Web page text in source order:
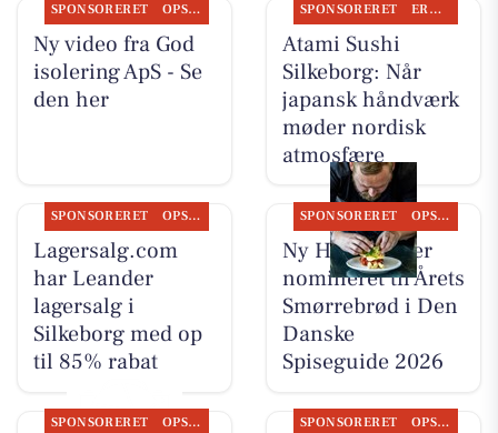
SPONSORERET OPSLAGSTAVLEN
Ny video fra God
isolering ApS - Se
den her
SPONSORERET ERHVERV
Atami Sushi
Silkeborg: Når
japansk håndværk
møder nordisk
atmosfære
SPONSORERET OPSLAGSTAVLEN
Lagersalg.com
har Leander
lagersalg i
Silkeborg med op
til 85% rabat
SPONSORERET OPSLAGSTAVLEN
Ny Hattenæs er
nomineret til Årets
Smørrebrød i Den
Danske
Spiseguide 2026
SPONSORERET OPSLAGSTAVLEN SPONSORERET OPSLAGSTAVLEN